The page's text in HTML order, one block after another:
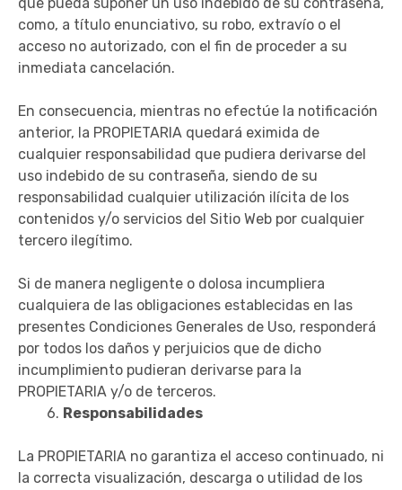
como, a título enunciativo, su robo, extravío o el
acceso no autorizado, con el fin de proceder a su
inmediata cancelación.
En consecuencia, mientras no efectúe la notificación
anterior, la PROPIETARIA quedará eximida de
cualquier responsabilidad que pudiera derivarse del
uso indebido de su contraseña, siendo de su
responsabilidad cualquier utilización ilícita de los
contenidos y/o servicios del Sitio Web por cualquier
tercero ilegítimo.
Si de manera negligente o dolosa incumpliera
cualquiera de las obligaciones establecidas en las
presentes Condiciones Generales de Uso, responderá
por todos los daños y perjuicios que de dicho
incumplimiento pudieran derivarse para la
PROPIETARIA y/o de terceros.
6. Responsabilidades
La PROPIETARIA no garantiza el acceso continuado, ni
la correcta visualización, descarga o utilidad de los